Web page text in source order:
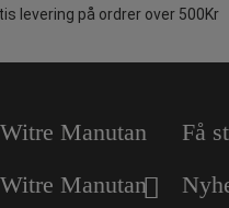
levering på ordrer over 500Kr
Witre Manutan
Witre Manutan
Få